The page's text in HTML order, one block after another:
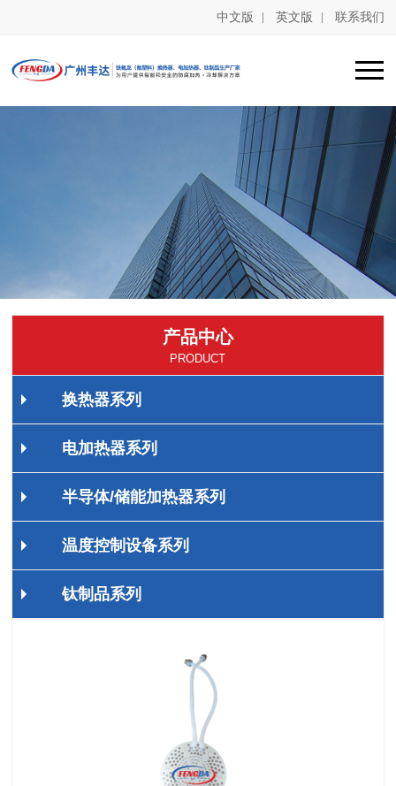
中文版 英文版 联系我们
产品中心
PRODUCT
换热器系列
电加热器系列
半导体/储能加热器系列
温度控制设备系列
钛制品系列